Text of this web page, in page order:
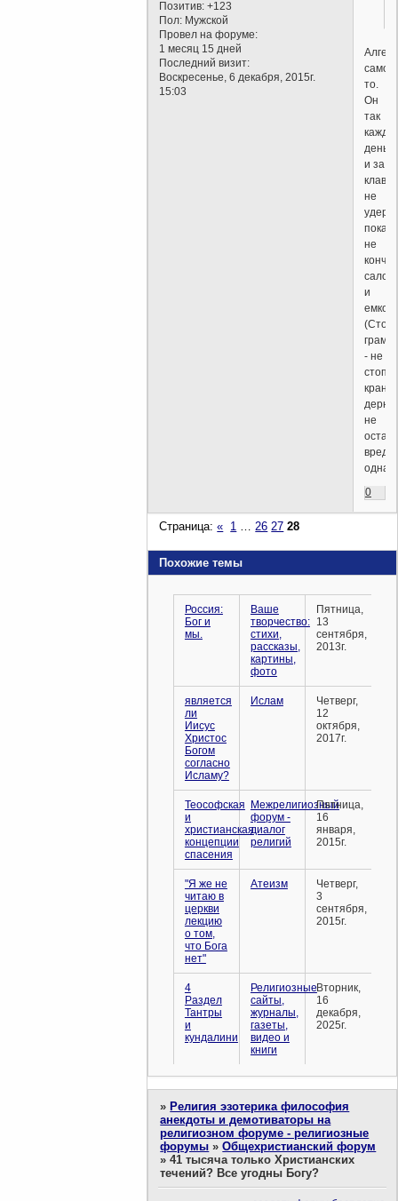
Позитив: +123
Пол: Мужской
Провел на форуме:
1 месяц 15 дней
Последний визит:
Воскресенье, 6 декабря, 2015г.
15:03
само
то.
Он
так
день
и за
не
пока
не
сало
и
(Сто
грамм
- не
стоп
кран,
не
0
Страница:« 1 … 26 27 28
Похожие темы
Россия:
Бог и
мы.
Ваше
творчество:
стихи,
рассказы,
картины,
фото
Пятница,
13
сентября,
2013г.
является
ли
Иисус
Христос
Богом
согласно
Исламу?
Ислам
Четверг,
12
октября,
2017г.
Теософская
и
христианская
концепции
спасения
Межрелигиозный
форум -
диалог
религий
Пятница,
16
января,
2015г.
"Я же не
читаю в
церкви
лекцию
о том,
что Бога
нет"
Атеизм
Четверг,
3
сентября,
2015г.
4
Раздел
Тантры
и
кундалини
Религиозные
сайты,
журналы,
газеты,
видео и
книги
Вторник,
16
декабря,
2025г.
»Религия эзотерика философия
анекдоты и демотиваторы на
религиозном форуме - религиозные
форумы »Общехристианский форум
»41 тысяча только Христианских
течений? Все угодны Богу?